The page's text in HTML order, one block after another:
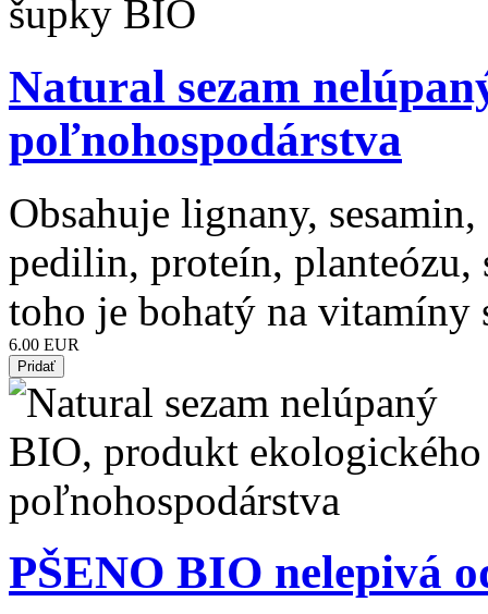
Natural sezam
poľnohospodárstva
Obsahuje lignany,
pedilin, proteín, planteózu,
toho je bohatý na vitamíny
6.00 EUR
PŠENO BIO nelepivá